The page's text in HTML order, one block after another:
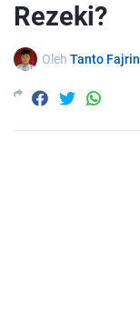
Rezeki?
Oleh Tanto Fajrin